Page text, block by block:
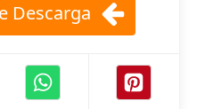
Descarga